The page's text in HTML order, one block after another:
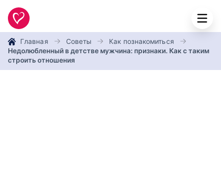
Главная Советы
Как познакомиться
Недолюбленный в детстве мужчина: признаки. Как с таким
строить отношения